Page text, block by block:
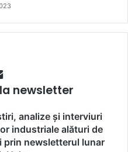
newsletter
analize și interviuri
industriale alături de
prin newsletterul lunar